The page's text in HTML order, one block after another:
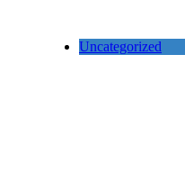
Uncategorized